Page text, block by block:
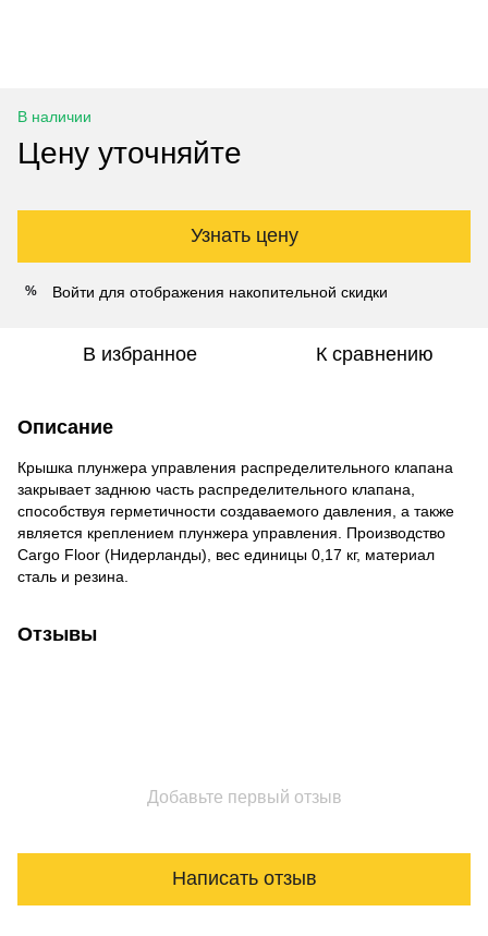
В наличии
Цену уточняйте
Узнать цену
% Войти для отображения накопительной скидки
В избранное К сравнению
Описание
Крышка плунжера управления распределительного клапана
закрывает заднюю часть распределительного клапана,
способствуя герметичности создаваемого давления, а также
является креплением плунжера управления. Производство
Cargo Floor (Нидерланды), вес единицы 0,17 кг, материал
сталь и резина.
Отзывы
Добавьте первый отзыв
Написать отзыв